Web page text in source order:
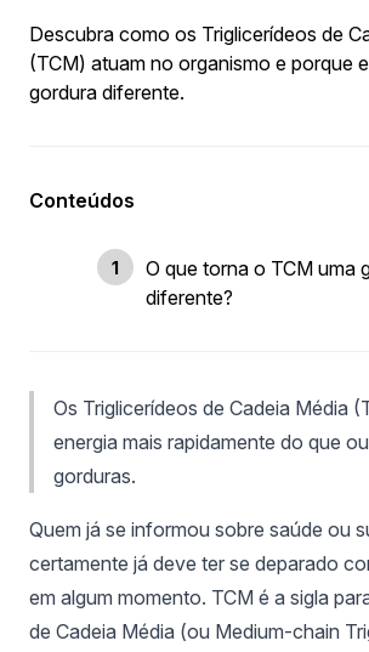
Descubra como os Triglicerídeos de
(TCM) atuam no organismo e porque
gordura diferente.
Conteúdos
O que torna o TCM uma
diferente?
Os Triglicerídeos de Cadeia Média
energia mais rapidamente do que
gorduras.
Quem já se informou sobre saúde ou
certamente já deve ter se deparado
em algum momento. TCM é a sigla
de Cadeia Média (ou Medium-chain